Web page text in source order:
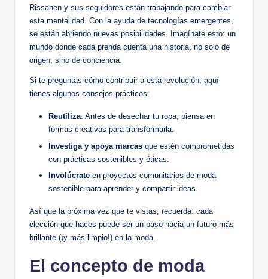
Rissanen y sus seguidores están trabajando para cambiar
esta mentalidad. Con la ayuda de tecnologías emergentes,
se están abriendo nuevas posibilidades. Imagínate esto: un
mundo donde cada prenda cuenta una historia, no solo de
origen, sino de conciencia.
Si te preguntas cómo contribuir a esta revolución, aquí
tienes algunos consejos prácticos:
Reutiliza: Antes de desechar tu ropa, piensa en
formas creativas para transformarla.
Investiga y apoya marcas que estén comprometidas
con prácticas sostenibles y éticas.
Involúcrate en proyectos comunitarios de moda
sostenible para aprender y compartir ideas.
Así que la próxima vez que te vistas, recuerda: cada
elección que haces puede ser un paso hacia un futuro más
brillante (¡y más limpio!) en la moda.
El concepto de moda